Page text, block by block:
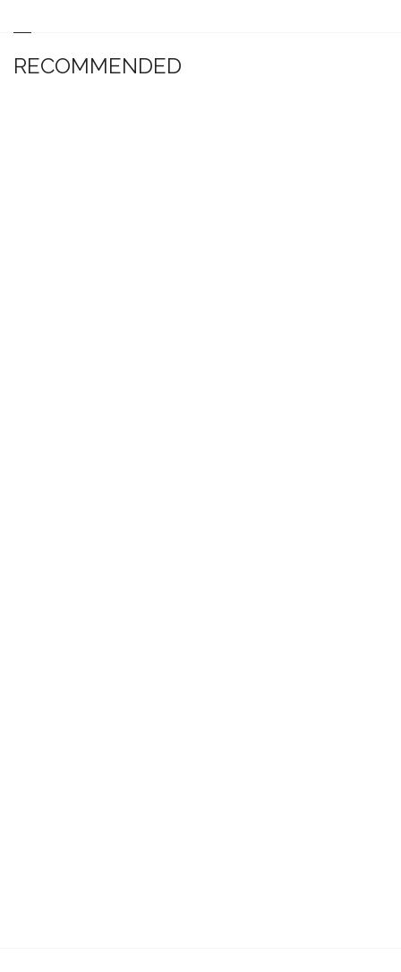
RECOMMENDED